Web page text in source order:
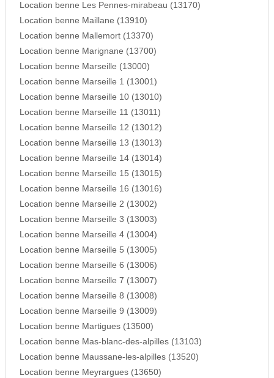
Location benne Les Pennes-mirabeau (13170)
Location benne Maillane (13910)
Location benne Mallemort (13370)
Location benne Marignane (13700)
Location benne Marseille (13000)
Location benne Marseille 1 (13001)
Location benne Marseille 10 (13010)
Location benne Marseille 11 (13011)
Location benne Marseille 12 (13012)
Location benne Marseille 13 (13013)
Location benne Marseille 14 (13014)
Location benne Marseille 15 (13015)
Location benne Marseille 16 (13016)
Location benne Marseille 2 (13002)
Location benne Marseille 3 (13003)
Location benne Marseille 4 (13004)
Location benne Marseille 5 (13005)
Location benne Marseille 6 (13006)
Location benne Marseille 7 (13007)
Location benne Marseille 8 (13008)
Location benne Marseille 9 (13009)
Location benne Martigues (13500)
Location benne Mas-blanc-des-alpilles (13103)
Location benne Maussane-les-alpilles (13520)
Location benne Meyrargues (13650)